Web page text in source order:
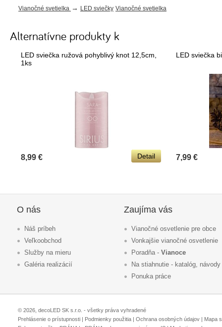
Vianočné svetielka → LED sviečky Vianočné svetielka
Alternatívne produkty k
LED sviečka ružová pohyblivý knot 12,5cm,
1ks
8,99 € Detail
LED sviečka
7,99 €
O nás
Náš príbeh
Veľkoobchod
Služby na mieru
Galéria realizácií
Zaujíma vás
Vianočné osvetlenie pre obce
Vonkajšie vianočné osvetlenie
Poradňa - Vianoce
Na stiahnutie - katalóg, návody
Ponuka práce
© 2026, decoLED SK s.r.o. - všetky práva vyhradené
Prehlásenie o prístupnosti | Podmienky použitia | Ochrana osobných údajov | Mapa